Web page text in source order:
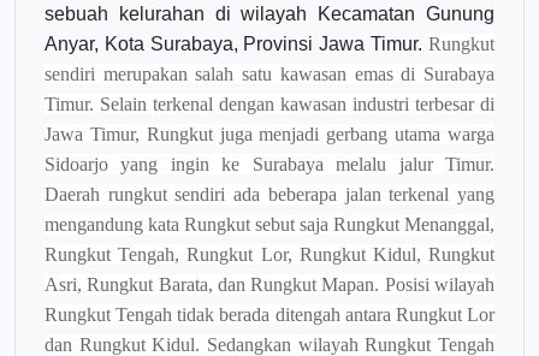
sebuah kelurahan di wilayah Kecamatan Gunung
Anyar, Kota Surabaya, Provinsi Jawa Timur. Rungkut
sendiri merupakan salah satu kawasan emas di Surabaya
Timur. Selain terkenal dengan kawasan industri terbesar di
Jawa Timur, Rungkut juga menjadi gerbang utama warga
Sidoarjo yang ingin ke Surabaya melalu jalur Timur.
Daerah rungkut sendiri ada beberapa jalan terkenal yang
mengandung kata Rungkut sebut saja Rungkut Menanggal,
Rungkut Tengah, Rungkut Lor, Rungkut Kidul, Rungkut
Asri, Rungkut Barata, dan Rungkut Mapan. Posisi wilayah
Rungkut Tengah tidak berada ditengah antara Rungkut Lor
dan Rungkut Kidul. Sedangkan wilayah Rungkut Tengah